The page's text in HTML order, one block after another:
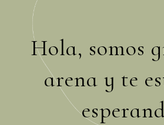
Hola, somos
arena y te